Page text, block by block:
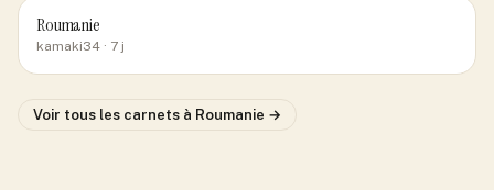
Roumanie
kamaki34 · 7 j
Voir tous les carnets à Roumanie →